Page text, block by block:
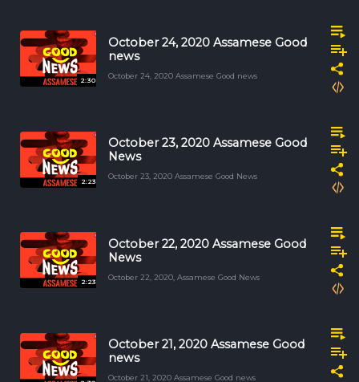
2:30
October 24, 2020 Assamese Good
news
October 24, 2020 Assamese Good news
2:23
October 23, 2020 Assamese Good
News
October 23, 2020 Assamese Good News
2:23
October 22, 2020 Assamese Good
News
October 22, 2020, Assamese Good News
October 21, 2020 Assamese Good
news
October 21, 2020 Assamese Good news